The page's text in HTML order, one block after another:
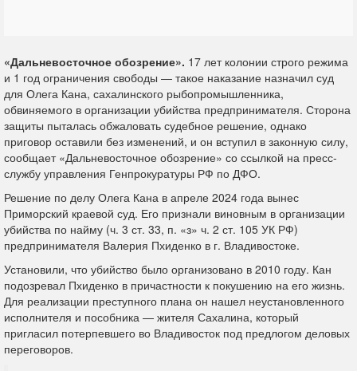
«Дальневосточное обозрение». 17 лет колонии строго режима
и 1 год ограничения свободы — такое наказание назначил суд
для Олега Кана, сахалинского рыбопромышленника,
обвиняемого в организации убийства предпринимателя. Сторона
защиты пыталась обжаловать судебное решение, однако
приговор оставили без изменений, и он вступил в законную силу,
сообщает «Дальневосточное обозрение» со ссылкой на пресс-
службу управления Генпрокуратуры РФ по ДФО.
Решение по делу Олега Кана в апреле 2024 года вынес
Приморский краевой суд. Его признали виновным в организации
убийства по найму (ч. 3 ст. 33, п. «з» ч. 2 ст. 105 УК РФ)
предпринимателя Валерия Пхиденко в г. Владивостоке.
Установили, что убийство было организовано в 2010 году. Кан
подозревал Пхиденко в причастности к покушению на его жизнь.
Для реализации преступного плана он нашел неустановленного
исполнителя и пособника — жителя Сахалина, который
пригласил потерпевшего во Владивосток под предлогом деловых
переговоров.